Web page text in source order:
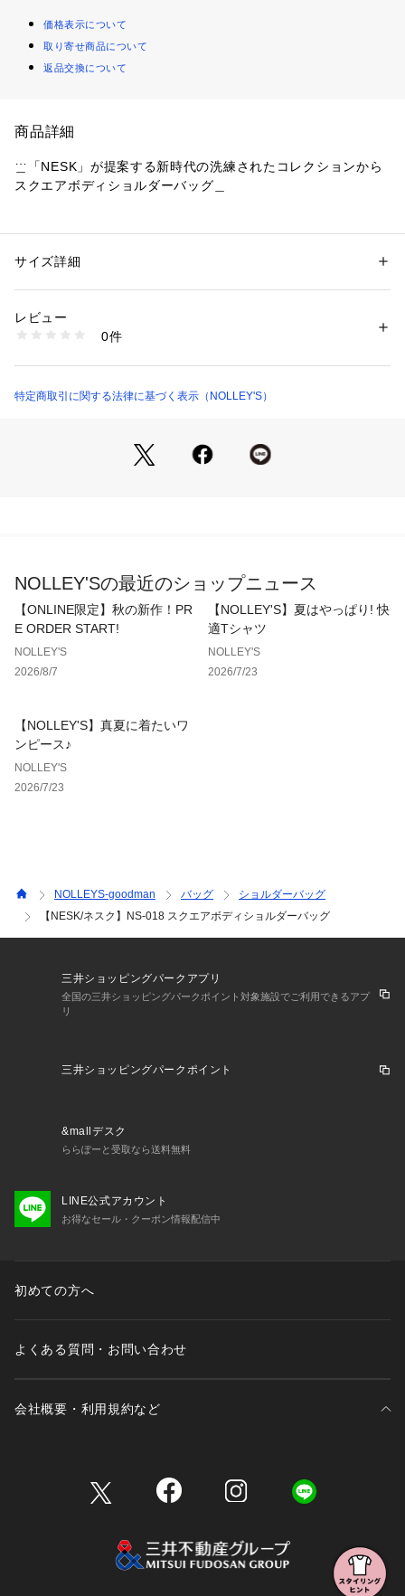
価格表示について
取り寄せ商品について
返品交換について
商品詳細
＿「NESK」が提案する新時代の洗練されたコレクションから
スクエアボディショルダーバッグ＿
ント側に2つあり、両サイドにもオープンポケットも付いて利
デイリーからトラベルシーンまで、エフォートレスでありなが
らも上質さを求めるライフスタイルにフィットする、現代的な
はらんだような柔らかな風合いと自然なシワ感が魅力の上質な
ナイロンツイルを採用しています。生地に施されたワッシャー
のある素材感が特徴です。
●ブラック…TWILL WASH BLACK
●ミディアムグレー…TWILL WASH GRAY
メーカー品番：NS-018
重量：約310g
付属：スライダーバッグ付き
自然の静けさまで、あらゆるシーンで活躍する機能性と洗練さ
持つ人の個性と感性を引き立てる存在感のあるプロダクトを展
★気になるアイテムは【お気に入り登録】がオススメです！
末永くご愛用頂くために、アテンションタグを必ずご確認の
上、着用又はお取り扱い下さい。
※店頭及び屋外での撮影画像は、光の当たり具合で色味が違っ
て見える場合があります。商品の色味は、スタジオ撮影の画像
をご参照下さい。
り、実際の商品と比較し色味に若干の誤差が生じる場合があり
工、サイズが若干異なる場合がございます。
性別：レディース
タグ：オフィス カジュアル ショルダーバッグ バッグ プレゼント
生産国：ベトナム製
1290000020452
サイズ詳細
レビュー
0件
特定商取引に関する法律に基づく表示（NOLLEY'S）
NOLLEY'Sの最近のショップニュース
【ONLINE限定】秋の新作！PR
E ORDER START!
NOLLEY'S
2026/8/7
【NOLLEY'S】夏はやっぱり! 快
適Tシャツ
NOLLEY'S
2026/7/23
【NOLLEY'S】真夏に着たいワ
ンピース♪
NOLLEY'S
2026/7/23
NOLLEYS-goodman バッグ
ショルダーバッグ
【NESK/ネスク】NS-018 スクエアボディショルダーバッグ
三井ショッピングパークアプリ
全国の三井ショッピングパークポイント対象施設でご利用できるアプ
リ
三井ショッピングパークポイント
&mallデスク
ららぽーと受取なら送料無料
LINE公式アカウント
お得なセール・クーポン情報配信中
初めての方へ
よくある質問・お問い合わせ
会社概要・利用規約など